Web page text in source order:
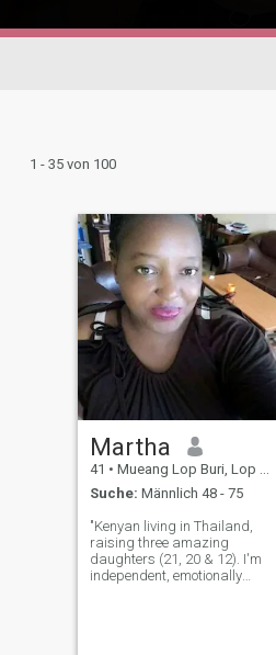
1 - 35 von 100
Martha
41 • Mueang Lop Buri, Lop Buri, Thailand
Suche: Männlich 48 - 75
"Kenyan living in Thailand,
raising three amazing
daughters (21, 20 & 12). I'm
independent, emotionally